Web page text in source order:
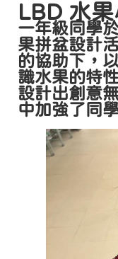
LBD 水
一年級同學
果拼盆設計
的協助下，
識水果的特
設計出創意
中加強了同